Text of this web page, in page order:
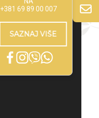
+381 69 89 00 007
SAZNAJ VIŠE